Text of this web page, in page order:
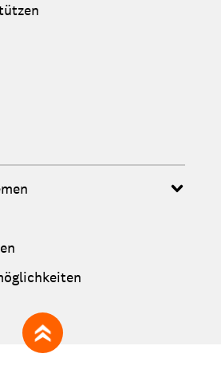
zum Seitenanfang